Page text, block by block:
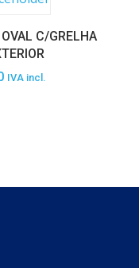
C/GRELHA
IVA incl.